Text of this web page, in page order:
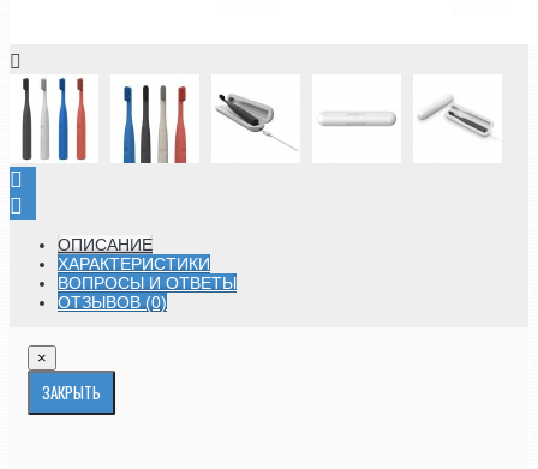
ОПИСАНИЕ
ХАРАКТЕРИСТИКИ
ВОПРОСЫ И ОТВЕТЫ
ОТЗЫВОВ (0)
×
ЗАКРЫТЬ